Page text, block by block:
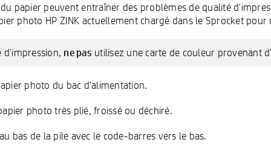
papier peuvent entraîner des problèmes de qualité
photo HP ZINK actuellement chargé dans le Sprocket
d'impression, ne pas utilisez une carte de couleur provenant
photo du bac d'alimentation.
photo très plié, froissé ou déchiré.
bas de la pile avec le code-barres vers le bas.